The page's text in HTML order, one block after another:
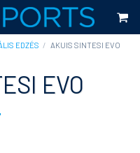
EDZÉS AKUIS SINTESI EVO
EVO